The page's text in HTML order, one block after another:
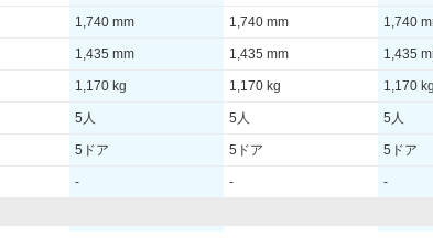
1,740 mm 1,740 mm 1,740
1,435 mm 1,435 mm 1,435
1,170 kg 1,170 kg 1,170 kg
5人 5人 5人
5ドア 5ドア 5ドア
- - -